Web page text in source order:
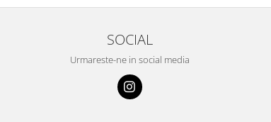
SOCIAL
Urmareste-ne in social media